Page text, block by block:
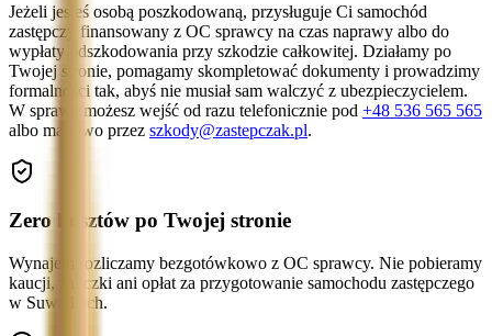
Jeżeli jesteś osobą poszkodowaną, przysługuje Ci samochód
zastępczy finansowany z OC sprawcy na czas naprawy albo do
wypłaty odszkodowania przy szkodzie całkowitej. Działamy po
Twojej stronie, pomagamy skompletować dokumenty i prowadzimy
formalności tak, abyś nie musiał sam walczyć z ubezpieczycielem.
W sprawę możesz wejść od razu telefonicznie pod +48 536 565 565
albo mailowo przez szkody@zastepczak.pl.
Zero kosztów po Twojej stronie
Wynajem rozliczamy bezgotówkowo z OC sprawcy. Nie pobieramy
kaucji, zaliczki ani opłat za przygotowanie samochodu zastępczego
w Suwałkach.